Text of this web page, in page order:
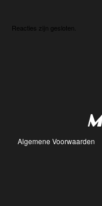
Reacties zijn gesloten.
Algemene Voorwaarden